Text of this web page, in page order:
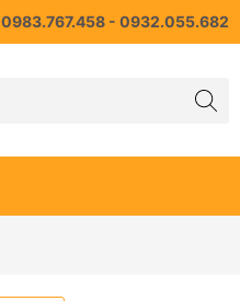
0983.767.458 - 0932.055.682